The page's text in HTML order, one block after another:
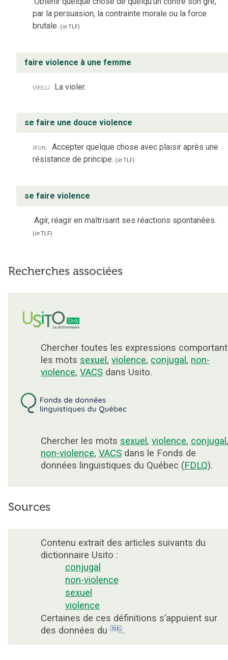
par la persuasion, la contrainte morale ou la force
brutale. (inTLF)
faire violence à une femme
vieilli La violer.
se faire une douce violence
iron.
Accepter quelque chose avec plaisir après une
résistance de principe. (inTLF)
se faire violence
Agir, réagir en maîtrisant ses réactions spontanées.
(inTLF)
Recherches associées
Chercher toutes les expressions comportant
les mots sexuel, violence, conjugal, non-
violence, VACS dans Usito.
Chercher les mots sexuel, violence, conjugal,
non-violence, VACS dans le Fonds de
données linguistiques du Québec (FDLQ).
Sources
Contenu extrait des articles suivants du
dictionnaire Usito :
conjugal
non-violence
sexuel
violence
Certaines de ces définitions s’appuient sur
des données du
.